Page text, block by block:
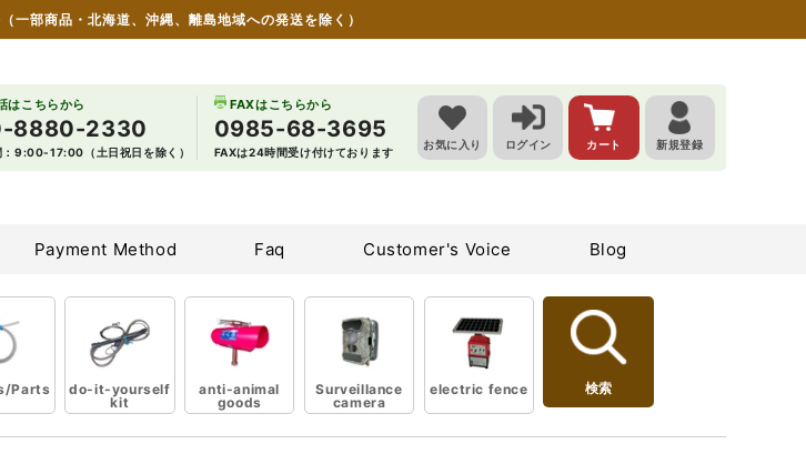
（一部商品・北海道、沖縄、離島地域への発送を除く）
はこちらから
8880-2330
：9:00-17:00（土日祝日を除く）
FAXはこちらから
0985-68-3695
FAXは24時間受け付けております
お気に入り ログイン カート 新規登録
Payment Method Faq Customer's Voice Blog
Parts
do-it-yourself
kit
anti-animal
goods
Surveillance
camera
electric fence 検索